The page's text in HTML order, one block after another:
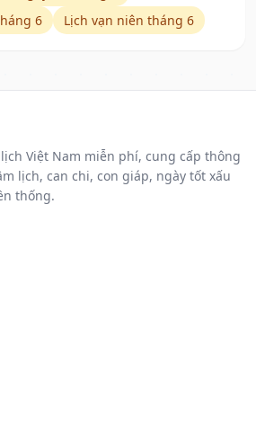
6
Lịch vạn niên tháng 6
Việt Nam miễn phí, cung cấp thông
lịch, can chi, con giáp, ngày tốt xấu
thống.